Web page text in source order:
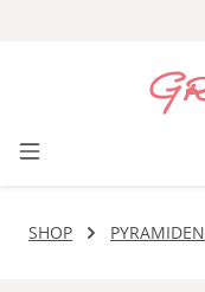
SHOP PYRAMIDEN